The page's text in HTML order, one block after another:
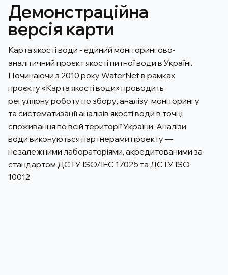
Демонстраційна
версія карти
Карта якості води - єдиний моніторингово-
аналітичний проєкт якості питної води в Україні.
Починаючи з 2010 року WaterNet в рамках
проєкту «Карта якості води» проводить
регулярну роботу по збору, аналізу, моніторингу
та систематизації аналізів якості води в точці
споживання по всій території України. Аналізи
води виконуються партнерами проекту —
незалежними лабораторіями, акредитованими за
стандартом ДСТУ ISO/IEC 17025 та ДСТУ ISO
10012